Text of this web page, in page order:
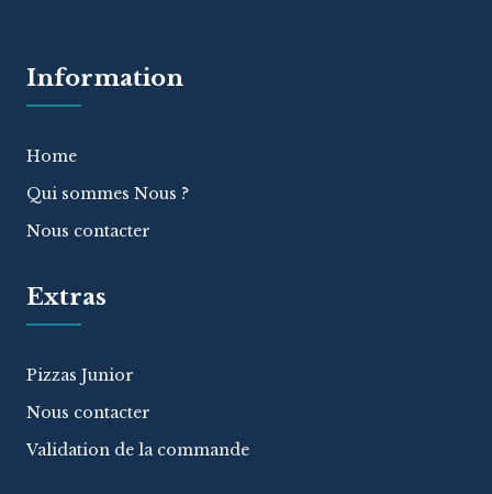
Information
Home
Qui sommes Nous ?
Nous contacter
Extras
Pizzas Junior
Nous contacter
Validation de la commande